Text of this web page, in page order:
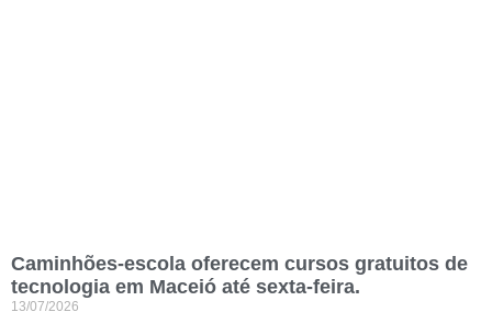
Caminhões-escola oferecem cursos gratuitos de
tecnologia em Maceió até sexta-feira.
13/07/2026